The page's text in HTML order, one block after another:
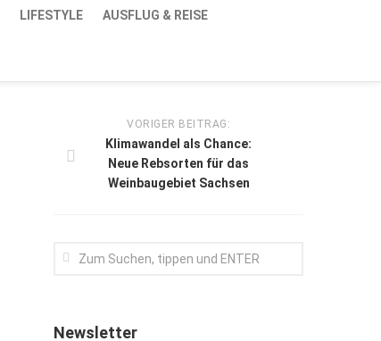
LIFESTYLE AUSFLUG & REISE
VORIGER BEITRAG:
Klimawandel als Chance:
Neue Rebsorten für das
Weinbaugebiet Sachsen
Newsletter